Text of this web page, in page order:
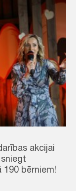
akcijai
sniegt
190 bērniem!